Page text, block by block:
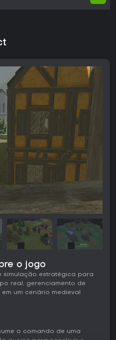
o jogo
simulação estratégica para
real, gerenciamento de
um cenário medieval
o comando de uma